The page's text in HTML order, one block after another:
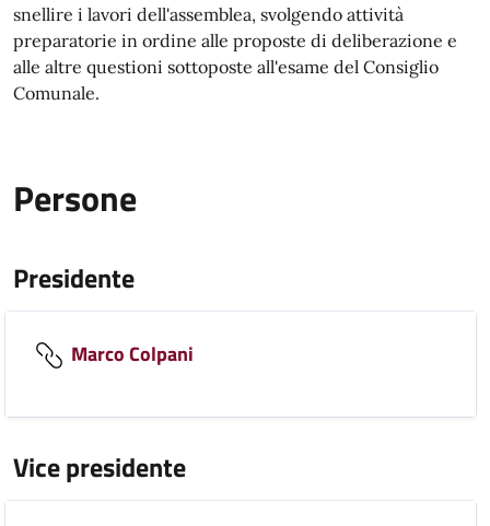
snellire i lavori dell'assemblea, svolgendo attività
preparatorie in ordine alle proposte di deliberazione e
alle altre questioni sottoposte all'esame del Consiglio
Comunale.
Persone
Presidente
Marco Colpani
Vice presidente